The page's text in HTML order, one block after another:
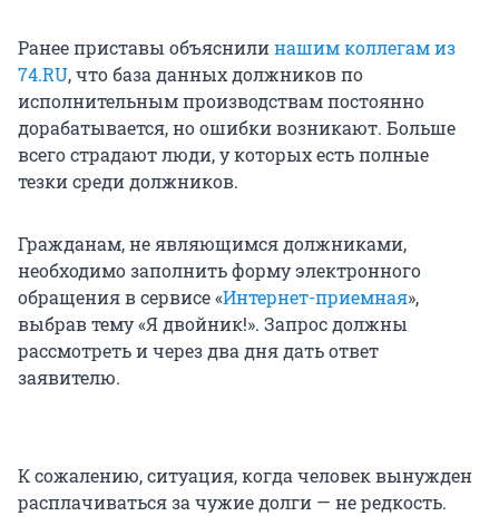
Ранее приставы объяснилинашим коллегам из
74.RU, что база данных должников по
исполнительным производствам постоянно
дорабатывается, но ошибки возникают. Больше
всего страдают люди, у которых есть полные
тезки среди должников.
Гражданам, не являющимся должниками,
необходимо заполнить форму электронного
обращения в сервисе «Интернет-приемная»,
выбрав тему «Я двойник!». Запрос должны
рассмотреть и через два дня дать ответ
заявителю.
К сожалению, ситуация, когда человек вынужден
расплачиваться за чужие долги — не редкость.